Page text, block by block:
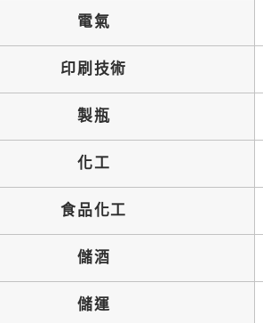
電氣
印刷技術
製瓶
化工
食品化工
儲酒
儲運